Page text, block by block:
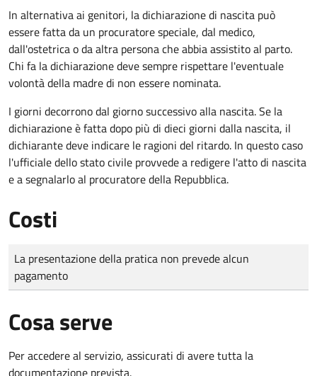
In alternativa ai genitori, la dichiarazione di nascita può
essere fatta da un procuratore speciale, dal medico,
dall'ostetrica o da altra persona che abbia assistito al parto.
Chi fa la dichiarazione deve sempre rispettare l'eventuale
volontà della madre di non essere nominata.
I giorni decorrono dal giorno successivo alla nascita. Se la
dichiarazione è fatta dopo più di dieci giorni dalla nascita, il
dichiarante deve indicare le ragioni del ritardo. In questo caso
l'ufficiale dello stato civile provvede a redigere l'atto di nascita
e a segnalarlo al procuratore della Repubblica.
Costi
Tipo di pagamento
Importo
La presentazione della pratica non prevede alcun
pagamento
Cosa serve
Per accedere al servizio, assicurati di avere tutta la
documentazione prevista.